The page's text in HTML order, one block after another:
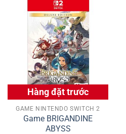
Hàng đặt trước
GAME NINTENDO SWITCH 2
Game BRIGANDINE
ABYSS